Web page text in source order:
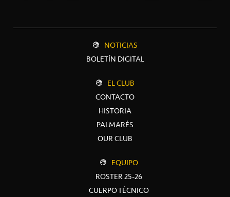
NOTICIAS
BOLETÍN DIGITAL
EL CLUB
CONTACTO
HISTORIA
PALMARÉS
OUR CLUB
EQUIPO
ROSTER 25-26
CUERPO TÉCNICO